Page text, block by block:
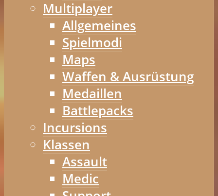
Multiplayer
Allgemeines
Spielmodi
Maps
Waffen & Ausrüstung
Medaillen
Battlepacks
Incursions
Klassen
Assault
Medic